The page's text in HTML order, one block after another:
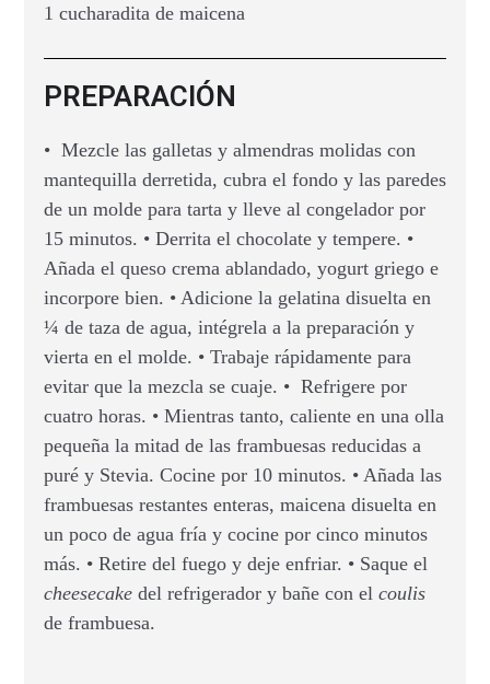
1 cucharadita de maicena
PREPARACIÓN
• Mezcle las galletas y almendras molidas con
mantequilla derretida, cubra el fondo y las paredes
de un molde para tarta y lleve al congelador por
15 minutos. • Derrita el chocolate y tempere. •
Añada el queso crema ablandado, yogurt griego e
incorpore bien. • Adicione la gelatina disuelta en
¼ de taza de agua, intégrela a la preparación y
vierta en el molde. • Trabaje rápidamente para
evitar que la mezcla se cuaje. • Refrigere por
cuatro horas. • Mientras tanto, caliente en una olla
pequeña la mitad de las frambuesas reducidas a
puré y Stevia. Cocine por 10 minutos. • Añada las
frambuesas restantes enteras, maicena disuelta en
un poco de agua fría y cocine por cinco minutos
más. • Retire del fuego y deje enfriar. • Saque el
cheesecake del refrigerador y bañe con el coulis
de frambuesa.